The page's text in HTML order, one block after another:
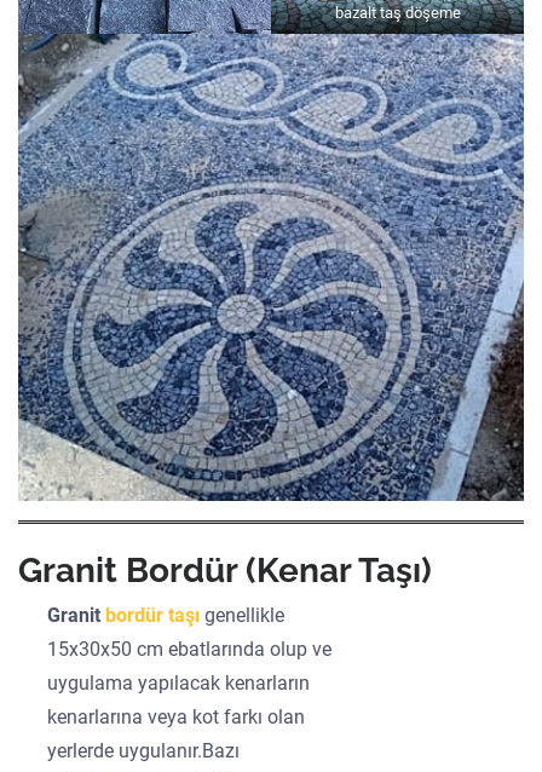
bazalt taş döşeme
Granit Bordür (Kenar Taşı)
Granitbordür taşı genellikle
15x30x50 cm ebatlarında olup ve
uygulama yapılacak kenarların
kenarlarına veya kot farkı olan
yerlerde uygulanır.Bazı